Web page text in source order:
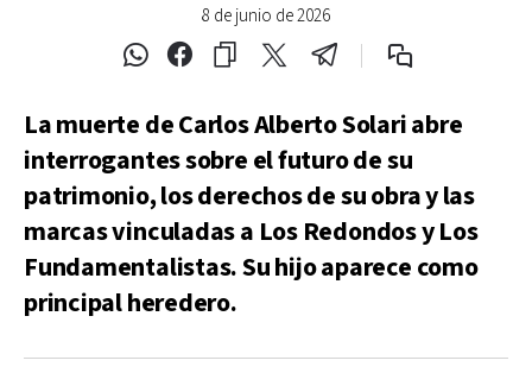
8 de junio de 2026
La muerte de Carlos Alberto Solari abre
interrogantes sobre el futuro de su
patrimonio, los derechos de su obra y las
marcas vinculadas a Los Redondos y Los
Fundamentalistas. Su hijo aparece como
principal heredero.